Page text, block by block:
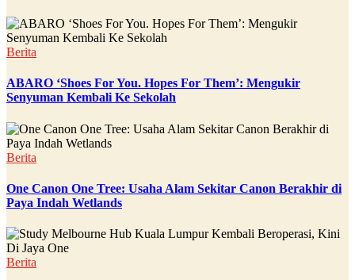
Berita
ABARO ‘Shoes For You. Hopes For Them’: Mengukir
Senyuman Kembali Ke Sekolah
Berita
One Canon One Tree: Usaha Alam Sekitar Canon Berakhir di
Paya Indah Wetlands
Berita